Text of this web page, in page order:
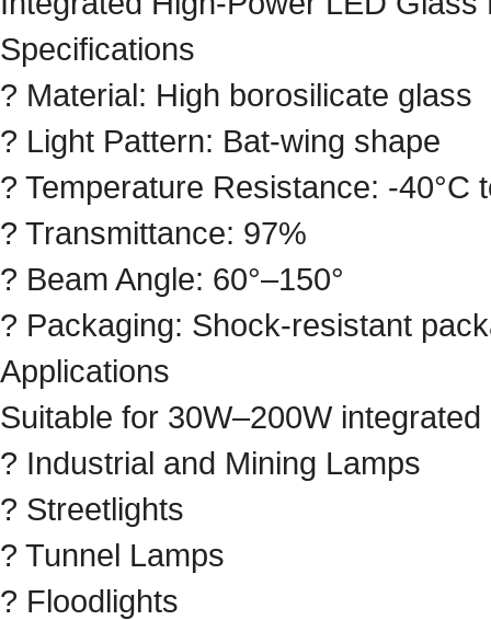
Specifications
? Material: High borosilicate glass
? Light Pattern: Bat-wing shape
? Temperature Resistance: -40°C
? Transmittance: 97%
? Beam Angle: 60°–150°
? Packaging: Shock-resistant
Applications
Suitable for 30W–200W
? Industrial and Mining Lamps
? Streetlights
? Tunnel Lamps
? Floodlights